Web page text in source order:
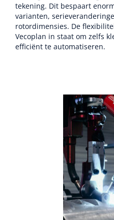
tekening. Dit bespaart
varianten,
rotordimensies. De
Vecoplan in staat om zelfs
efficiënt te automatiseren.